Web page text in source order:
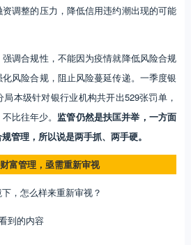
调整的压力，降低信用违约潮出现的可能
调合规性，不能因为疫情就降低风险合规
风险合规，阻止风险蔓延传递。一季度银
本级针对银行业机构共开出529张罚单，
比往年少。 监管仍然是扶匡并举，一方面
管理，所以说是两手抓、两手硬。
富管理，亟需重新审视
，怎么样来重新审视？
到的内容